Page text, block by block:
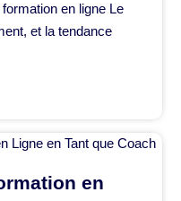
en ligne Le
et la tendance
en